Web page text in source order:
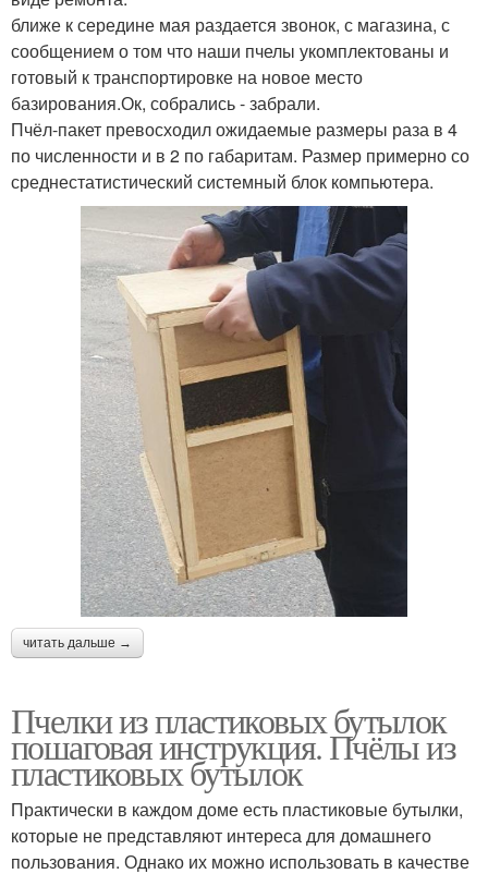
ближе к середине мая раздается звонок, с магазина, с
сообщением о том что наши пчелы укомплектованы и
готовый к транспортировке на новое место
базирования.Ок, собрались - забрали.
Пчёл-пакет превосходил ожидаемые размеры раза в 4
по численности и в 2 по габаритам. Размер примерно со
среднестатистический системный блок компьютера.
читать дальше →
Пчелки из пластиковых бутылок
пошаговая инструкция. Пчёлы из
пластиковых бутылок
Практически в каждом доме есть пластиковые бутылки,
которые не представляют интереса для домашнего
пользования. Однако их можно использовать в качестве